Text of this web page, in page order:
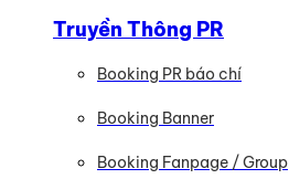
Truyền Thông PR
Booking PR báo chí
Booking Banner
Booking Fanpage / Group